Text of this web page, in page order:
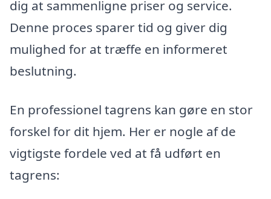
dig at sammenligne priser og service.
Denne proces sparer tid og giver dig
mulighed for at træffe en informeret
beslutning.
En professionel tagrens kan gøre en stor
forskel for dit hjem. Her er nogle af de
vigtigste fordele ved at få udført en
tagrens: